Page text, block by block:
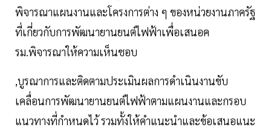
พิจารณาแผนงานและโครงการต่าง ๆ ของหน่วยงานภาครัฐ
ที่เกี่ยวกับการพัฒนายานยนต์ไฟฟ้าเพื่อเสนอค
รม.พิจารณาให้ความเห็นชอบ
,บูรณาการและติดตามประเมินผลการดำเนินงานขับ
เคลื่อนการพัฒนายานยนต์ไฟฟ้าตามแผนงานและกรอบ
แนวทางที่กำหนดไว้ รวมทั้งให้คำแนะนำและข้อเสนอแนะ